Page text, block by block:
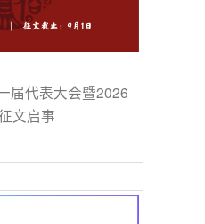
届代表大会暨2026
文启事